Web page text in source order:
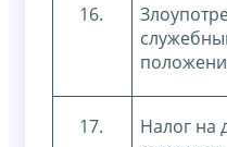
16.
17.
Налог на